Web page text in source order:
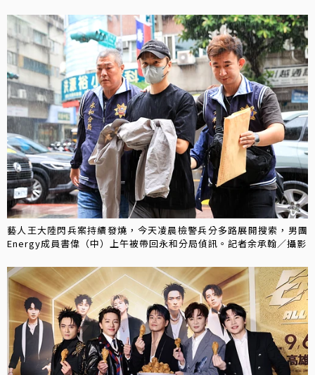
藝人王大陸閃兵案持續發燒，今天凌晨檢警兵分多路展開搜索，男團
Energy成員書偉（中）上午被帶回永和分局偵訊。記者余承翰／攝影